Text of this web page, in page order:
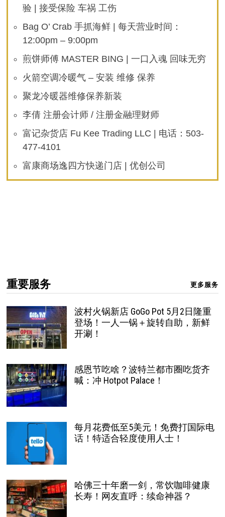
验 | 接受保险 车祸 工伤
Bag O’ Crab 手抓海鲜 | 每天营业时间：
12:00pm – 9:00pm
煎饼师傅 MASTER BING | 一口入魂 回味无穷
火箭空调冷暖气 – 安装 维修 保养
聚龙冷暖器维修保养新装
李倩 注册会计师 / 注册金融理财师
富记杂货店 Fu Kee Trading LLC | 电话：503-
477-4101
富康商场逸四方快递门店 | 优创公司
重要服务 更多服务
波村火锅新店 GoGo Pot 5月2日隆重
登场！一人一锅＋旋转自助，新鲜
开涮！
感恩节吃啥？波特兰都市圈吃货齐
喊：冲 Hotpot Palace！
每月花费低至5美元！免费打国际电
话！特适合轻度使用人士！
哈佛三十年磨一剑，常饮咖啡健康
长寿！网友直呼：续命神器？